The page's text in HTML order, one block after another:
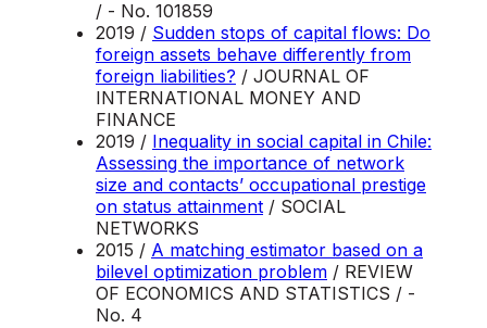
/ - No. 101859
2019 / Sudden stops of capital flows: Do
foreign assets behave differently from
foreign liabilities? / JOURNAL OF
INTERNATIONAL MONEY AND
FINANCE
2019 / Inequality in social capital in Chile:
Assessing the importance of network
size and contacts’ occupational prestige
on status attainment / SOCIAL
NETWORKS
2015 / A matching estimator based on a
bilevel optimization problem / REVIEW
OF ECONOMICS AND STATISTICS / -
No. 4